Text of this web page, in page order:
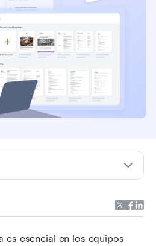
es esencial en los equipos
Docs de forma segura